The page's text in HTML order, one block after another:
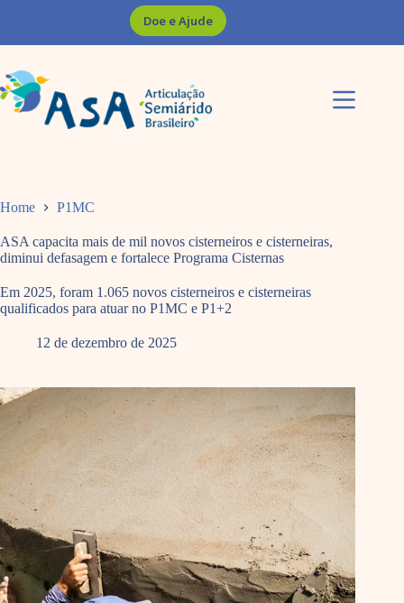
Doe e Ajude
Home P1MC
ASA capacita mais de mil novos cisterneiros e cisterneiras,
diminui defasagem e fortalece Programa Cisternas
Em 2025, foram 1.065 novos cisterneiros e cisterneiras
qualificados para atuar no P1MC e P1+2
12 de dezembro de 2025